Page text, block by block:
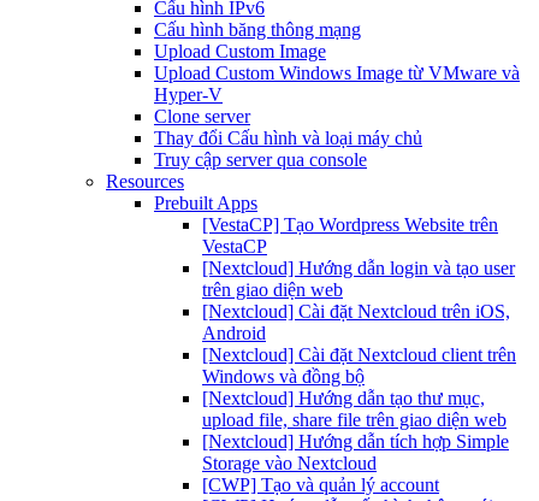
Cấu hình IPv6
Cấu hình băng thông mạng
Upload Custom Image
Upload Custom Windows Image từ VMware và
Hyper-V
Clone server
Thay đổi Cấu hình và loại máy chủ
Truy cập server qua console
Resources
Prebuilt Apps
[VestaCP] Tạo Wordpress Website trên
VestaCP
[Nextcloud] Hướng dẫn login và tạo user
trên giao diện web
[Nextcloud] Cài đặt Nextcloud trên iOS,
Android
[Nextcloud] Cài đặt Nextcloud client trên
Windows và đồng bộ
[Nextcloud] Hướng dẫn tạo thư mục,
upload file, share file trên giao diện web
[Nextcloud] Hướng dẫn tích hợp Simple
Storage vào Nextcloud
[CWP] Tạo và quản lý account